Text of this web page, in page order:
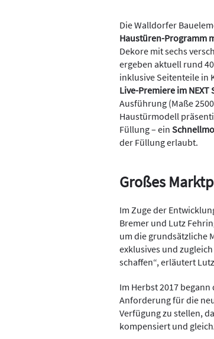
Die Walldorfer
Haustüren-Programm
Dekore mit sechs
ergeben aktuell rund
inklusive Seitenteile in
Live-Premiere im NEXT
Ausführung (Maße
Haustürmodell
Füllung – ein
der Füllung erlaubt.
Großes
Im Zuge der
Bremer und Lutz
um die grundsätzliche
exklusives und
schaffen“, erläutert
Im Herbst 2017
Anforderung für die
Verfügung zu stellen,
kompensiert und